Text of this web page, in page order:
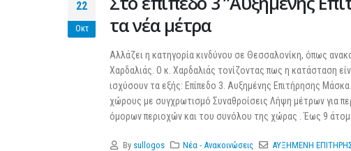
22
Οκτ
τα νέα μέτρα
Αλλάζει η κατηγορία κινδύνου σε Θεσσαλονίκη, όπως
Χαρδαλιάς. Ο κ. Χαρδαλιάς τονίζοντας πως η κατάσταση
ισχύσουν τα εξής: Επίπεδο 3. Αυξημένης Επιτήρησης
χώρους με συγχρωτισμό Συναθροίσεις Λήψη μέτρων για
όμορων περιοχών και του συνόλου της χώρας . Έως 9
By sullogos Νέα - Ανακοινώσεις ΑΥΞΗΜΕΝΗ